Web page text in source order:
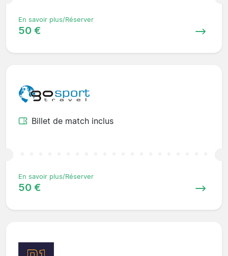
En savoir plus/Réserver
50 €
Billet de match inclus
En savoir plus/Réserver
50 €